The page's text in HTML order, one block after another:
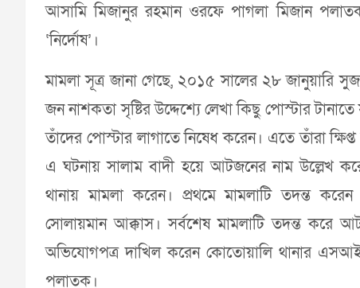
আসামি মিজানুর রহমান ওরফে পাগলা মিজান
‘নির্দোষ’।
মামলা সূত্র জানা গেছে, ২০১৫ সালের ২৮ জানুয়ারি
জন নাশকতা সৃষ্টির উদ্দেশ্যে লেখা কিছু পোস্টার
তাঁদের পোস্টার লাগাতে নিষেধ করেন। এতে তাঁরা
এ ঘটনায় সালাম বাদী হয়ে আটজনের নাম উল্লেখ
থানায় মামলা করেন। প্রথমে মামলাটি তদন্ত
সোলায়মান আক্কাস। সর্বশেষ মামলাটি তদন্ত করে
অভিযোগপত্র দাখিল করেন কোতোয়ালি থানার
পলাতক।